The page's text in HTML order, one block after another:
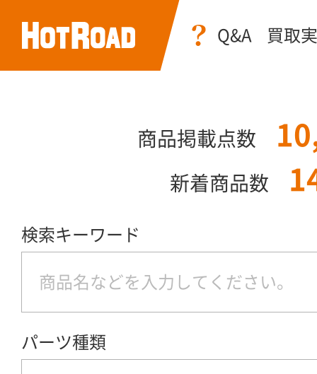
Q&A 買取
商品掲載点数
新着商品数
検索キーワード
パーツ種類